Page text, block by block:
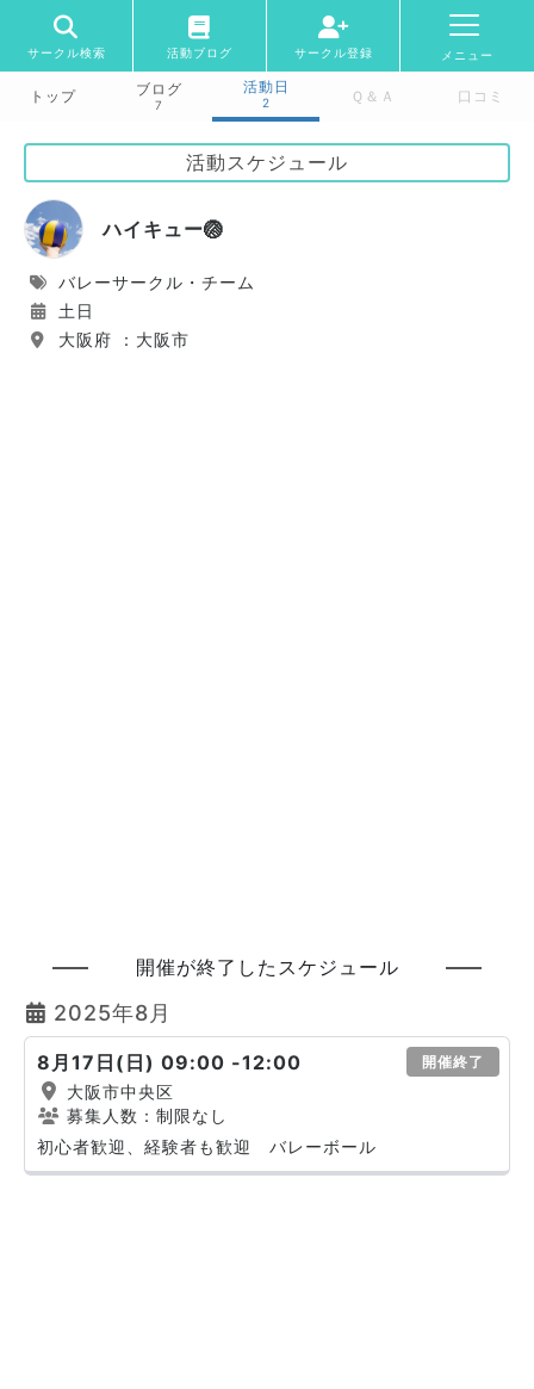
サークル検索 活動ブログ サークル登録 メニュー
トップ ブログ
7
活動日
2 Ｑ＆Ａ 口コミ
活動スケジュール
ハイキュー🏐
バレーサークル・チーム
土日
大阪府 ：大阪市
開催が終了したスケジュール
2025年8月
8月17日(日) 09:00 -12:00 開催終了
大阪市中央区
募集人数：制限なし
初心者歓迎、経験者も歓迎 バレーボール